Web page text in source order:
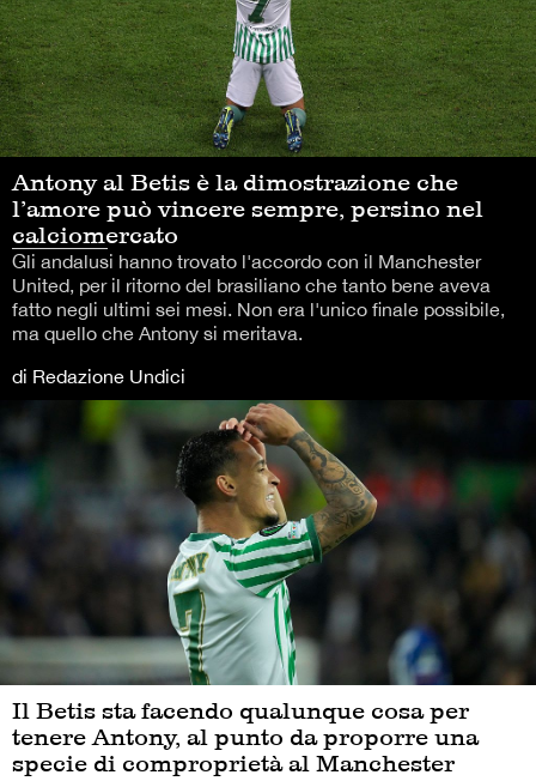
Antony al Betis è la dimostrazione che
l’amore può vincere sempre, persino nel
calciomercato
Gli andalusi hanno trovato l'accordo con il Manchester
United, per il ritorno del brasiliano che tanto bene aveva
fatto negli ultimi sei mesi. Non era l'unico finale possibile,
ma quello che Antony si meritava.
di Redazione Undici
Il Betis sta facendo qualunque cosa per
tenere Antony, al punto da proporre una
specie di comproprietà al Manchester